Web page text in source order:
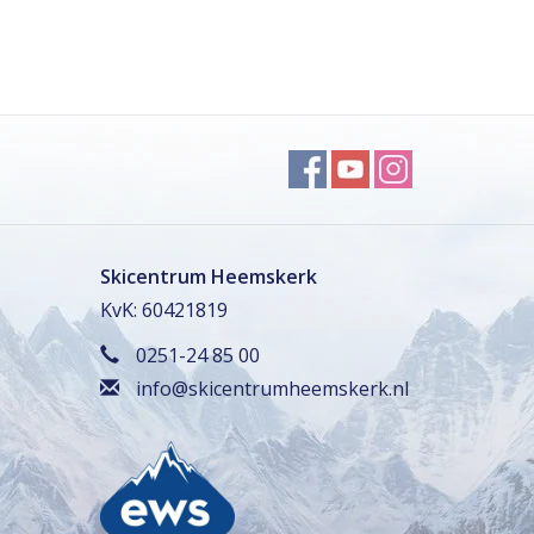
Skicentrum Heemskerk
KvK: 60421819
0251-24 85 00
info@skicentrumheemskerk.nl